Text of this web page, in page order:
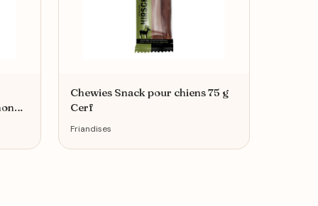
Chewies Snack pour chiens 75 g
Cerf
Friandises